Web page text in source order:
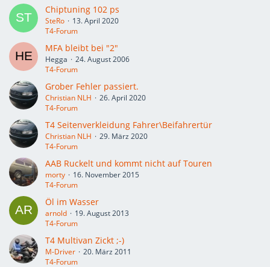
Chiptuning 102 ps
SteRo
13. April 2020
T4-Forum
MFA bleibt bei "2"
Hegga
24. August 2006
T4-Forum
Grober Fehler passiert.
Christian NLH
26. April 2020
T4-Forum
T4 Seitenverkleidung Fahrer\Beifahrertür
Christian NLH
29. März 2020
T4-Forum
AAB Ruckelt und kommt nicht auf Touren
morty
16. November 2015
T4-Forum
Öl im Wasser
arnold
19. August 2013
T4-Forum
T4 Multivan Zickt ;-)
M-Driver
20. März 2011
T4-Forum